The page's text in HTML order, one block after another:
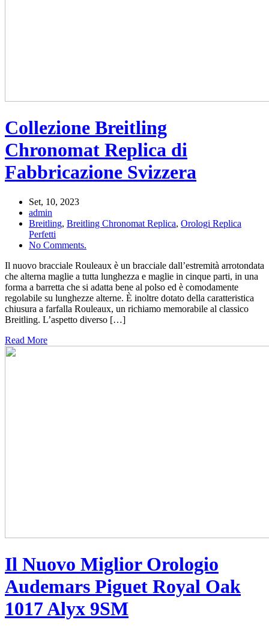
Collezione Breitling
Chronomat Replica di
Fabbricazione Svizzera
Set, 10, 2023
admin
Breitling, Breitling Chronomat Replica, Orologi Replica
Perfetti
No Comments.
Il nuovo bracciale Rouleaux è un bracciale dall’estremità arrotondata
che alterna maglie a tutta lunghezza e maglie in cinque parti, in una
forma a barretta che si adatta bene al polso ed è comodamente
regolabile su lunghezze alterne. È inoltre dotato della caratteristica
chiusura a farfalla Rouleaux, un richiamo memorabile al classico
Breitling. L’aspetto diverso […]
Read More
Il Nuovo Miglior Orologio
Audemars Piguet Royal Oak
1017 Alyx 9SM